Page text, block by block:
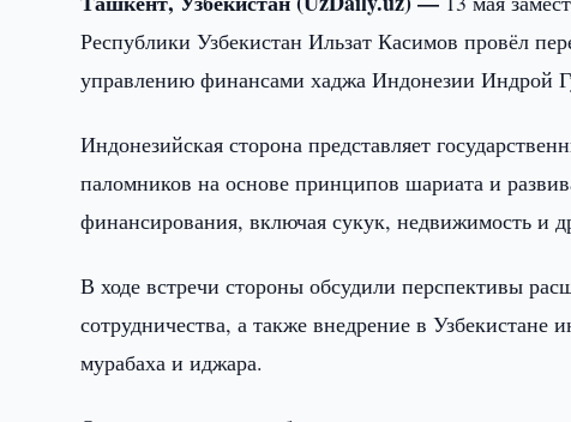
Республики Узбекистан Ильзат Касимов провёл
управлению финансами хаджа Индонезии Индрой
Индонезийская сторона представляет
паломников на основе принципов шариата и
финансирования, включая сукук, недвижимость и
В ходе встречи стороны обсудили перспективы
сотрудничества, а также внедрение в Узбекистане
мурабаха и иджара.